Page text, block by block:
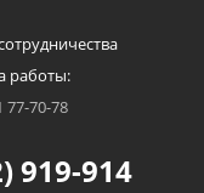
работы:
77-70-78
919-914